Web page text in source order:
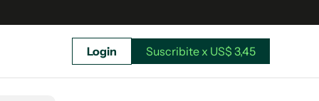
Login Suscribite x US$ 3,45